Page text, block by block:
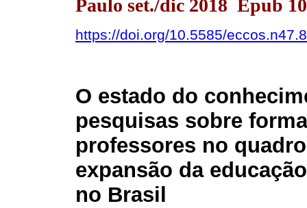
Paulo set./dic 2018 Epub
https://doi.org/10.5585/
O estado do
pesquisas sobre
professores no
expansão da
no Brasil